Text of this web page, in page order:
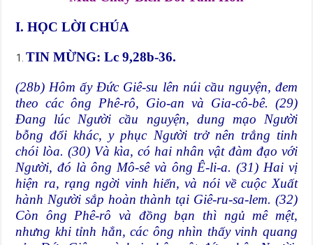
I. HỌC LỜI CHÚA
TIN MỪNG: Lc 9,28b-36.
(28b) Hôm ấy Đức Giê-su lên núi cầu nguyện, đem
theo các ông Phê-rô, Gio-an và Gia-cô-bê. (29)
Đang lúc Người cầu nguyện, dung mạo Người
bỗng đổi khác, y phục Người trở nên trắng tinh
chói lòa. (30) Và kìa, có hai nhân vật đàm đạo với
Người, đó là ông Mô-sê và ông Ê-li-a. (31) Hai vị
hiện ra, rạng ngời vinh hiển, và nói về cuộc Xuất
hành Người sắp hoàn thành tại Giê-ru-sa-lem. (32)
Còn ông Phê-rô và đồng bạn thì ngủ mê mệt,
nhưng khi tỉnh hẳn, các ông nhìn thấy vinh quang